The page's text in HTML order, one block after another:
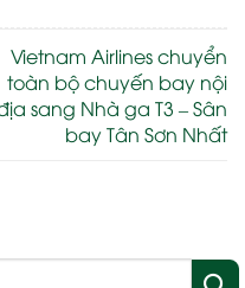
Vietnam Airlines chuyển
toàn bộ chuyến bay nội
sang Nhà ga T3 – Sân
bay Tân Sơn Nhất